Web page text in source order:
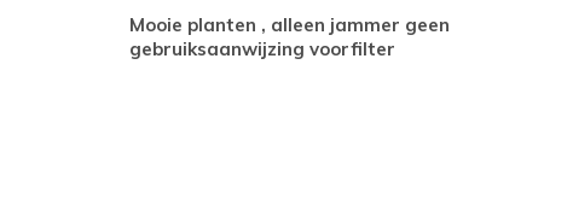
Mooie planten , alleen jammer geen
gebruiksaanwijzing voorfilter